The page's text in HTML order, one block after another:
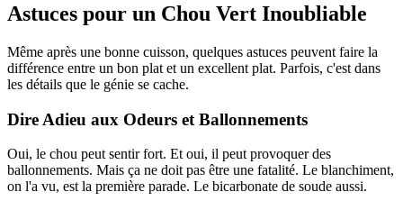
Astuces pour un Chou Vert Inoubliable
Même après une bonne cuisson, quelques astuces peuvent faire la
différence entre un bon plat et un excellent plat. Parfois, c'est dans
les détails que le génie se cache.
Dire Adieu aux Odeurs et Ballonnements
Oui, le chou peut sentir fort. Et oui, il peut provoquer des
ballonnements. Mais ça ne doit pas être une fatalité. Le blanchiment,
on l'a vu, est la première parade. Le bicarbonate de soude aussi.